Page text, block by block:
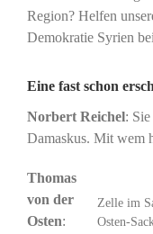
Region? Helfen
Demokratie Syrien
Eine fast schon
Norbert Reichel:
Damaskus. Mit wem
Zelle im
Osten-
Thomas
von der
Osten: